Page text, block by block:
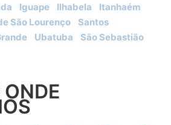
Iguape Ilhabela
Itanhaém
São Lourenço
Santos
Ubatuba
São Sebastião